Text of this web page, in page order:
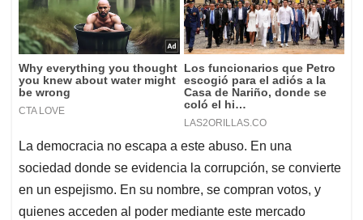
La democracia no escapa a este abuso. En una
sociedad donde se evidencia la corrupción, se convierte
en un espejismo. En su nombre, se compran votos, y
quienes acceden al poder mediante este mercado